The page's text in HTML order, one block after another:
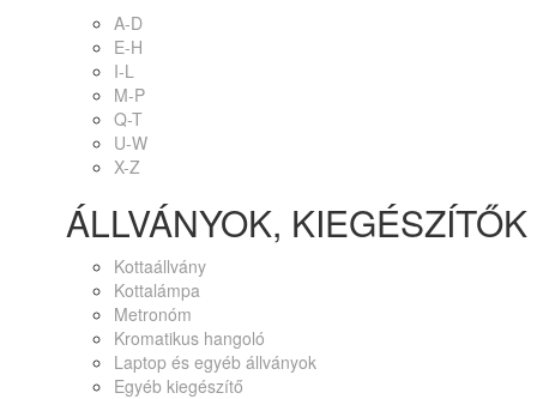
A-D
E-H
I-L
M-P
Q-T
U-W
X-Z
ÁLLVÁNYOK, KIEGÉSZÍTŐK
Kottaállvány
Kottalámpa
Metronóm
Kromatikus hangoló
Laptop és egyéb állványok
Egyéb kiegészítő